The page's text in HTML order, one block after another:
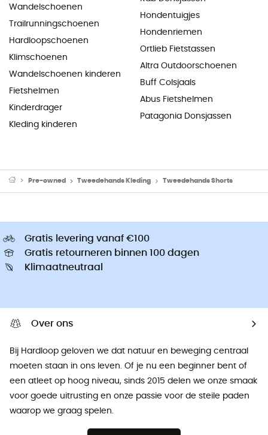
Wandelschoenen
Trailrunningschoenen
Hardloopschoenen
Klimschoenen
Wandelschoenen kinderen
Fietshelmen
Kinderdrager
Kleding kinderen
Hondentuigjes
Hondenriemen
Ortlieb Fietstassen
Altra Outdoorschoenen
Buff Colsjaals
Abus Fietshelmen
Patagonia Donsjassen
Pre-owned Tweedehands Kleding Tweedehands Shorts
Gratis levering vanaf €100
Gratis retourneren binnen 100 dagen
Klimaatneutraal
Over ons
Bij Hardloop geloven we dat natuur en beweging centraal
moeten staan ​​in ons leven. Of je nu een beginner bent of
een atleet op hoog niveau, sinds 2015 delen we onze smaak
voor goede uitrusting en onze passie voor de steile paden
waarop we graag spelen.